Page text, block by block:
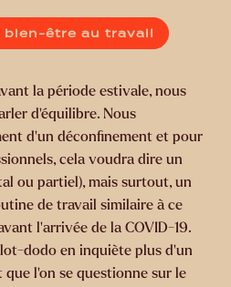
bien-être au travail
la période estivale, nous
d’équilibre. Nous
d’un déconfinement et pour
cela voudra dire un
ou partiel), mais surtout, un
de travail similaire à ce
l’arrivée de la COVID-19.
dodo en inquiète plus d’un
l’on se questionne sur le